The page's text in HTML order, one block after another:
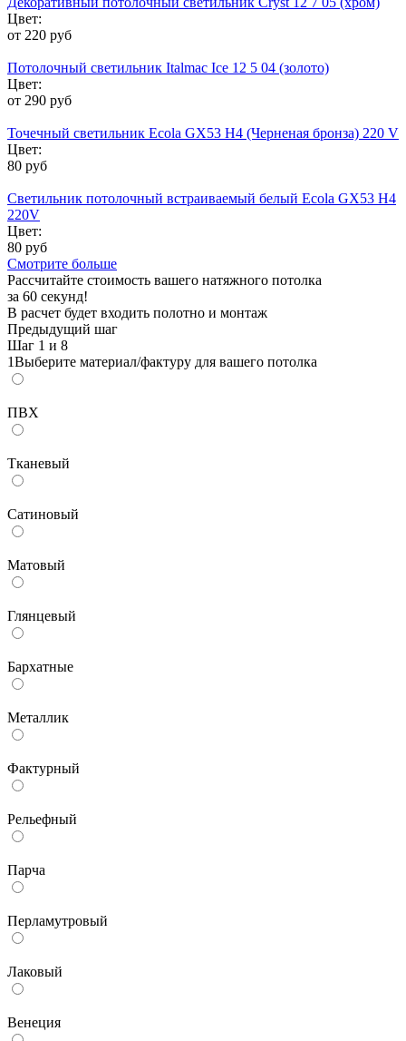
Цвет:
от 220 руб
Потолочный светильник Italmac Ice 12 5 04 (золото)
Цвет:
от 290 руб
Точечный светильник Ecola GX53 H4 (Черненая бронза) 220 V
Цвет:
80 руб
Светильник потолочный встраиваемый белый Ecola GX53 H4
220V
Цвет:
80 руб
Смотрите больше
Рассчитайте стоимость вашего натяжного потолка
за 60 секунд!
В расчет будет входить полотно и монтаж
Предыдущий шаг
Шаг 1 и 8
1Выберите материал/фактуру для вашего потолка
ПВХ
Тканевый
Сатиновый
Матовый
Глянцевый
Бархатные
Металлик
Фактурный
Рельефный
Парча
Перламутровый
Лаковый
Венеция